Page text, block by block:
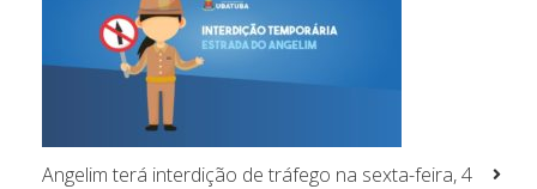
Angelim terá interdição de tráfego na sexta-feira, 4